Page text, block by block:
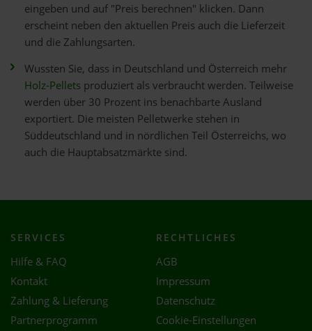
eingeben und auf "Preis berechnen" klicken. Dann
erscheint neben den aktuellen Preis auch die Lieferzeit
und die Zahlungsarten.
Wussten Sie, dass in Deutschland und Österreich mehr
Holz-Pellets produziert als verbraucht werden. Teilweise
werden über 30 Prozent ins benachbarte Ausland
exportiert. Die meisten Pelletwerke stehen in
Süddeutschland und in nördlichen Teil Österreichs, wo
auch die Hauptabsatzmärkte sind.
SERVICES
Hilfe & FAQ
Kontakt
Zahlung & Lieferung
Partnerprogramm
RECHTLICHES
AGB
Impressum
Datenschutz
Cookie-Einstellungen